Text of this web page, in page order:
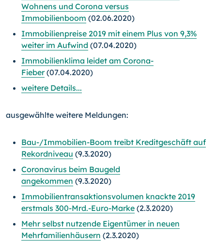
Wohnens und Corona versus
Immobilienboom (02.06.2020)
Immobilienpreise 2019 mit einem Plus von 9,3%
weiter im Aufwind (07.04.2020)
Immobilienklima leidet am Corona-
Fieber(07.04.2020)
weitere Details...
ausgewählte weitere Meldungen:
Bau-/Immobilien-Boom treibt Kreditgeschäft auf
Rekordniveau (9.3.2020)
Coronavirus beim Baugeld
angekommen (9.3.2020)
Immobilientransaktionsvolumen knackte 2019
erstmals 300-Mrd.-Euro-Marke (2.3.2020)
Mehr selbst nutzende Eigentümer in neuen
Mehrfamilienhäusern (2.3.2020)